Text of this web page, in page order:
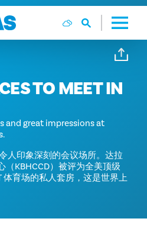
TO MEET IN
and great impressions at
人印象深刻的会议场所。达拉
KBHCCD）被评为全美顶级
体育场的私人套房，这是世界上